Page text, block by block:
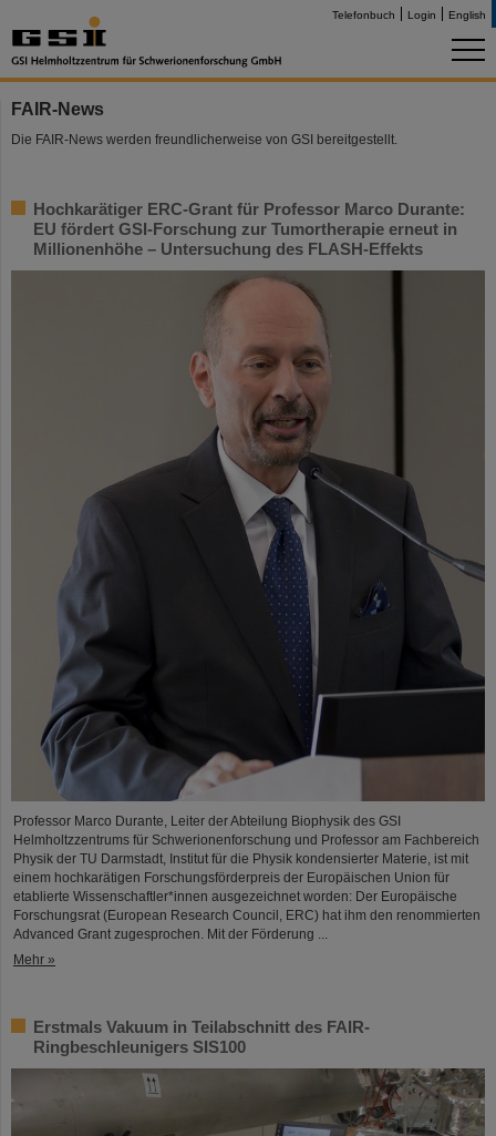
Telefonbuch Login English
FAIR-News
Die FAIR-News werden freundlicherweise von GSI bereitgestellt.
Hochkarätiger ERC-Grant für Professor Marco Durante:
EU fördert GSI-Forschung zur Tumortherapie erneut in
Millionenhöhe – Untersuchung des FLASH-Effekts
Professor Marco Durante, Leiter der Abteilung Biophysik des GSI
Helmholtzzentrums für Schwerionenforschung und Professor am Fachbereich
Physik der TU Darmstadt, Institut für die Physik kondensierter Materie, ist mit
einem hochkarätigen Forschungsförderpreis der Europäischen Union für
etablierte Wissenschaftler*innen ausgezeichnet worden: Der Europäische
Forschungsrat (European Research Council, ERC) hat ihm den renommierten
Advanced Grant zugesprochen. Mit der Förderung ...
Mehr »
Erstmals Vakuum in Teilabschnitt des FAIR-
Ringbeschleunigers SIS100